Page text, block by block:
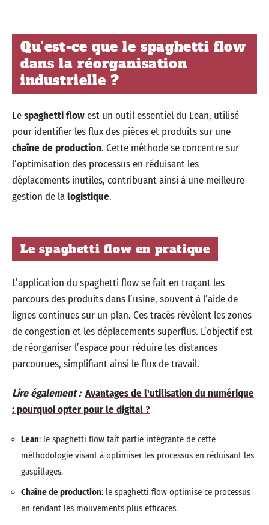
Qu’est-ce que le spaghetti flow
dans la réorganisation
industrielle ?
Lespaghetti flowest un outil essentiel du Lean, utilisé
pour identifier les flux des pièces et produits sur une
chaîne de production. Cette méthode se concentre sur
l’optimisation des processus en réduisant les
déplacements inutiles, contribuant ainsi à une meilleure
gestion de lalogistique.
Le spaghetti flow en pratique
L’application du spaghetti flow se fait en traçant les
parcours des produits dans l’usine, souvent à l’aide de
lignes continues sur un plan. Ces tracés révèlent les zones
de congestion et les déplacements superflus. L’objectif est
de réorganiser l’espace pour réduire les distances
parcourues, simplifiant ainsi le flux de travail.
Lire également : Avantages de l'utilisation du numérique
: pourquoi opter pour le digital ?
Lean: le spaghetti flow fait partie intégrante de cette
méthodologie visant à optimiser les processus en réduisant les
gaspillages.
Chaîne de production: le spaghetti flow optimise ce processus
en rendant les mouvements plus efficaces.